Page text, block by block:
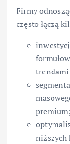
Firmy
często łączą
premium;
niższych